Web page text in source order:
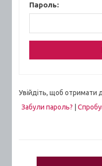
Пароль:
Увійдіть, щоб отримати
Забули пароль?